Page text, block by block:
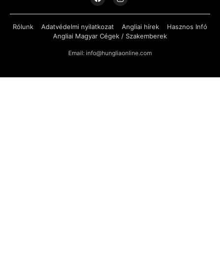
Rólunk Adatvédelmi nyilatkozat Angliai hírek
Hasznos Infó
Angliai Magyar Cégek / Szakemberek
Email: info@hungliaonline.com